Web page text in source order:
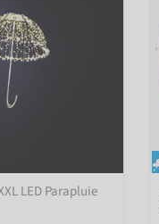
LED Parapluie